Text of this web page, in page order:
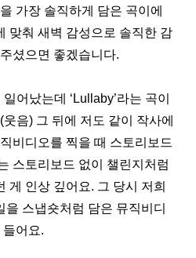
가장 솔직하게 담은 곡이에
맞춰 새벽 감성으로 솔직한 감
셨으면 좋겠습니다.
어났는데 ‘Lullaby’라는 곡이
음) 그 뒤에 저도 같이 작사에
비디오를 찍을 때 스토리보드
스토리보드 없이 챌린지처럼
게 인상 깊어요. 그 당시 저희
스냅숏처럼 담은 뮤직비디
들어요.